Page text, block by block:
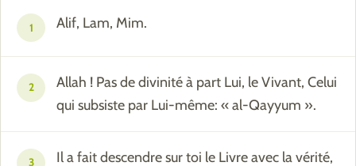
1 Alif, Lam, Mim.
2
Allah ! Pas de divinité à part Lui, le Vivant, Celui
qui subsiste par Lui-même: « al-Qayyum ».
3
Il a fait descendre sur toi le Livre avec la vérité,